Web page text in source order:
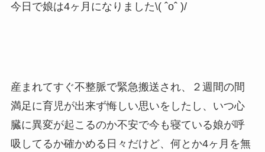
今日で娘は4ヶ月になりました\( ˆoˆ )/
産まれてすぐ不整脈で緊急搬送され、２週間の間
満足に育児が出来ず悔しい思いをしたし、いつ心
臓に異変が起こるのか不安で今も寝ている娘が呼
吸してるか確かめる日々だけど、何とか4ヶ月を無